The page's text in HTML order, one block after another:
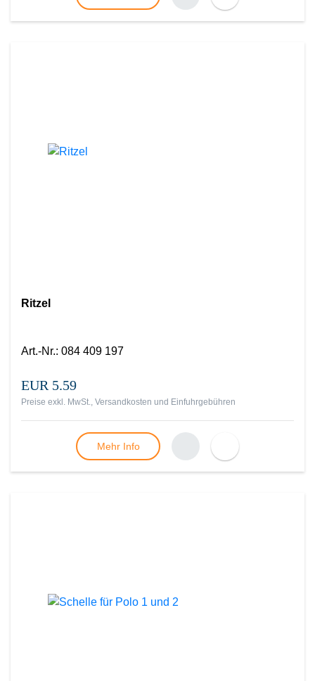
Ritzel
Art.-Nr.: 084 409 197
EUR 5.59
Preise exkl. MwSt., Versandkosten und Einfuhrgebühren
Mehr Info